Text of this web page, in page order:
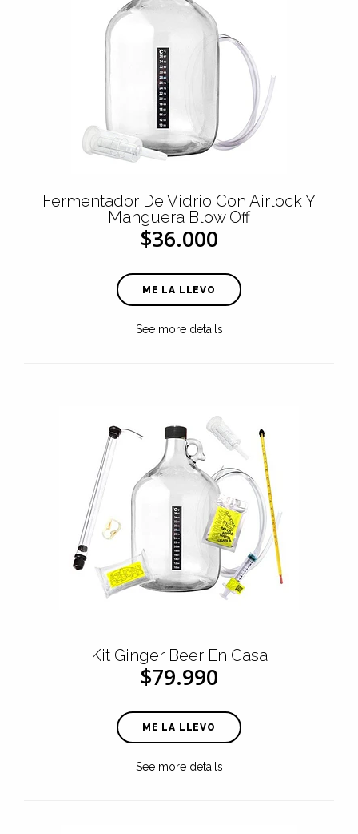
Fermentador De Vidrio Con Airlock Y
Manguera Blow Off
$36.000
ME LA LLEVO
See more details
Kit Ginger Beer En Casa
$79.990
ME LA LLEVO
See more details